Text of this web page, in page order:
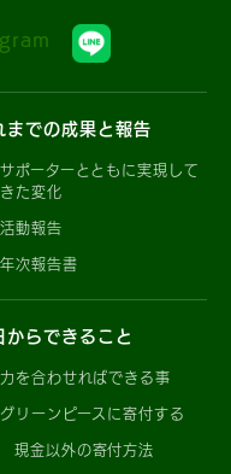
までの成果と報告
サポーターとともに実現して
きた変化
活動報告
年次報告書
からできること
力を合わせればできる事
グリーンピースに寄付する
現金以外の寄付方法